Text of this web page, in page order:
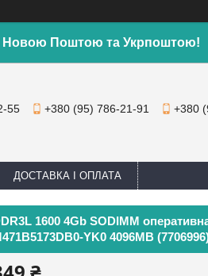
Новою Поштою та Укрпоштою!
55 +380 (95) 786-21-91 +380
ДОСТАВКА І ОПЛАТА
1600 4Gb SODIMM
YK0 4096MB